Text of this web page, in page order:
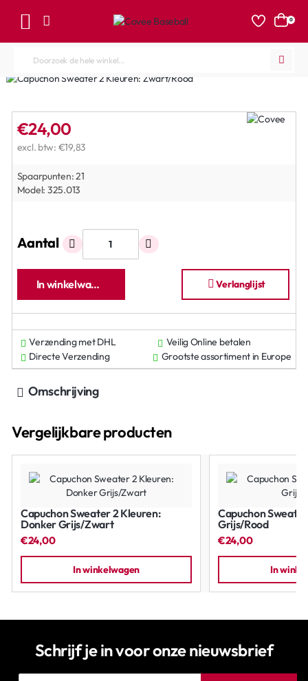
0
Doorzoek
de
winkel...
Spaarpunten:21
Model: 325.013
€24,00
excl. btw: €19,83
Aantal
In winkelwagen Verlanglijst
Verzending met DHL
Veilig Online betalen
Directe Verzending
Grootste assortiment in Europe
Omschrijving
Vergelijkbare producten
Capuchon Sweater 2 Kleuren:
Donker Grijs/Zwart
€24,00
In winkelwagen
Capuchon
Grijs/Rood
€24,00
In
Schrijf je in voor onze nieuwsbrief